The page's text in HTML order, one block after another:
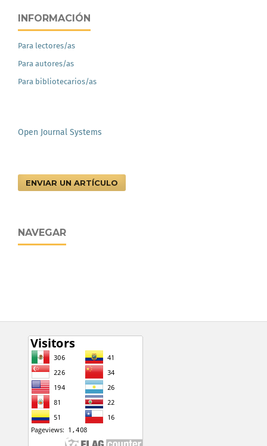
INFORMACIÓN
Para lectores/as
Para autores/as
Para bibliotecarios/as
Open Journal Systems
ENVIAR UN ARTÍCULO
NAVEGAR